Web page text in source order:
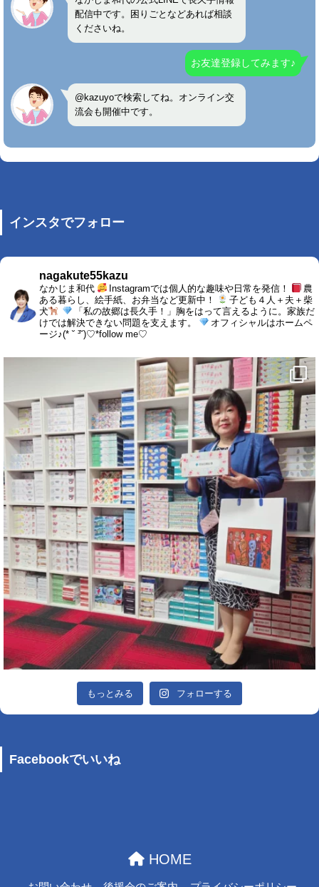
配信中です。困りごとなどあれば相談
くださいね。
お友達登録してみます♪
@kazuyoで検索してね。オンライン交
流会も開催中です。
インスタでフォロー
nagakute55kazu
なかじま和代 Instagramでは個人的な趣味や日常を発信！
農
ある暮らし、絵手紙、お弁当など更新中！
子ども４人＋夫＋柴
犬
「私の故郷は長久手！」胸をはって言えるように。家族だ
けでは解決できない問題を支えます。
オフィシャルはホームペ
ージ♪(* ˘ ³˘)♡*follow me♡
もっとみる フォローする
Facebookでいいね
HOME